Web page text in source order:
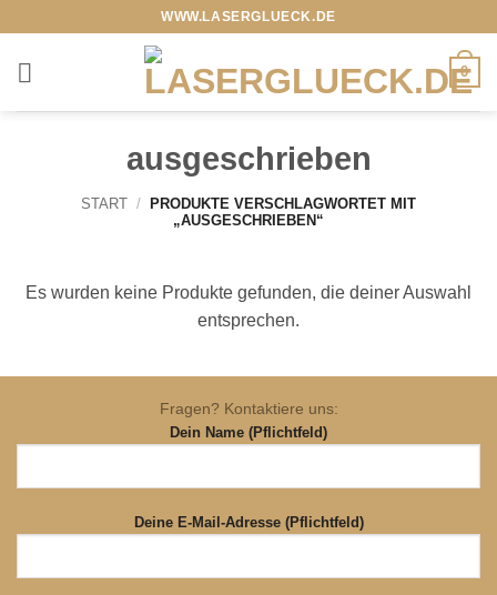
springen
WWW.LASERGLUECK.DE
0
ausgeschrieben
START /
PRODUKTE VERSCHLAGWORTET MIT
„AUSGESCHRIEBEN“
Es wurden keine Produkte gefunden, die deiner Auswahl
entsprechen.
Fragen? Kontaktiere uns:
Dein Name (Pflichtfeld)
Deine E-Mail-Adresse (Pflichtfeld)